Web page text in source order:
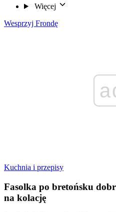
Więcej
Wesprzyj Frondę
Kuchnia i przepisy
Fasolka po bretońsku
na kolację